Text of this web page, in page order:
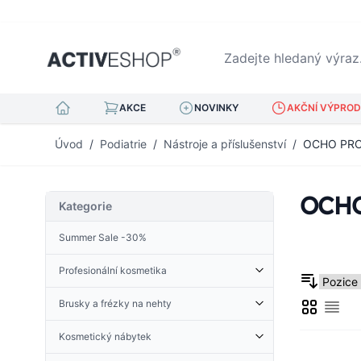
Zadejte hledaný výraz...
AKCE NOVINKY AKČNÍ
Úvod / Podiatrie / Nástroje a příslušenství / OCHO
Mřížka
Kategorie
Summer Sale -30%
Profesionální kosmetika
Nehtová kopyta
Derma Roller
Froté tkanina
Brusky a frézky na nehty
Brusky na nehty
Kosmetický nábytek